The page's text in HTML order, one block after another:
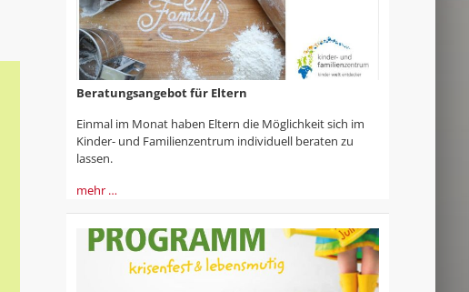
Beratungsangebot für Eltern
Einmal im Monat haben Eltern die Möglichkeit sich im
Kinder- und Familienzentrum individuell beraten zu
lassen.
mehr …